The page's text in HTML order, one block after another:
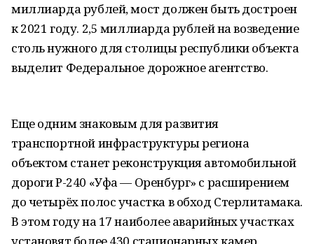
миллиарда рублей, мост должен быть достроен
к 2021 году. 2,5 миллиарда рублей на возведение
столь нужного для столицы республики объекта
выделит Федеральное дорожное агентство.
Еще одним знаковым для развития
транспортной инфраструктуры региона
объектом станет реконструкция автомобильной
дороги Р-240 «Уфа — Оренбург» с расширением
до четырёх полос участка в обход Стерлитамака.
В этом году на 17 наиболее аварийных участках